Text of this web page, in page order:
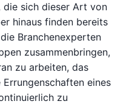
die sich dieser Art von
hinaus finden bereits
Branchenexperten
zusammenbringen,
zu arbeiten, das
eines
zu